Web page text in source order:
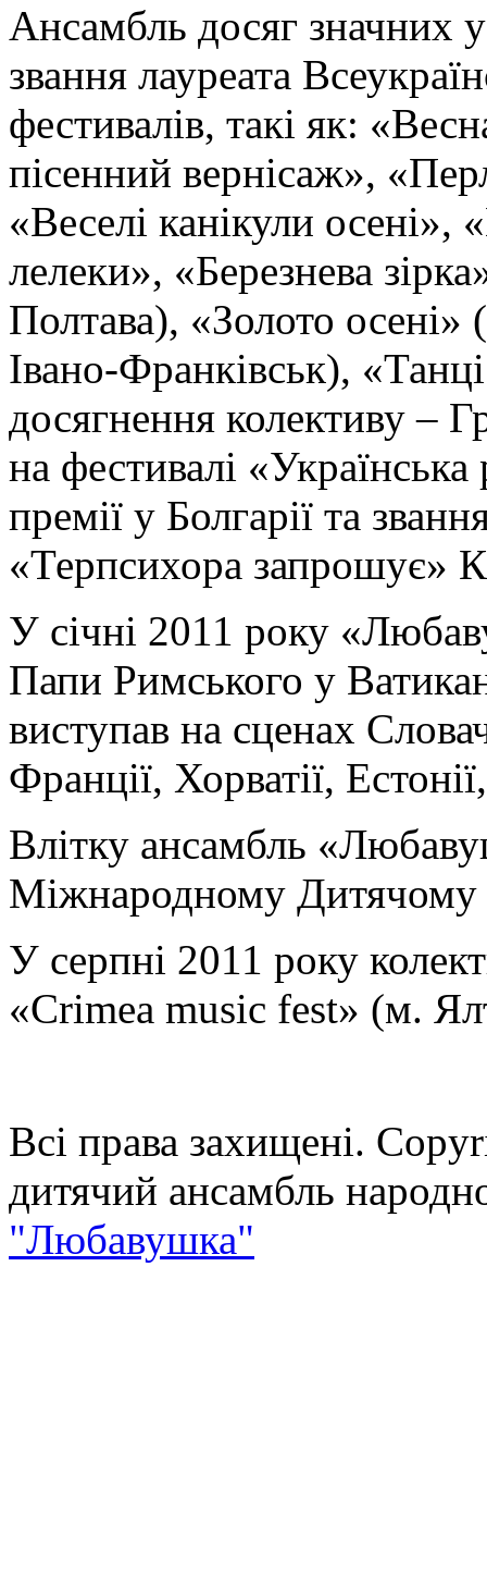
Ансамбль досяг значних
звання лауреата
фестивалів, такі як:
пісенний вернісаж»,
«Веселі канікули осені»,
лелеки», «Березнева
Полтава), «Золото
Івано-Франківськ),
досягнення колективу –
на фестивалі
премії у Болгарії та
«Терпсихора запрошує»
У січні 2011 року
Папи Римського у
виступав на сценах
Франції, Хорватії,
Влітку ансамбль
Міжнародному Дитячому
У серпні 2011 року
«Crimea music fest» (м.
Всі права захищені.
дитячий ансамбль
"Любавушка"